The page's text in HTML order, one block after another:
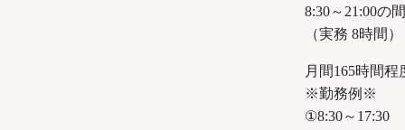
8:30～21:00の
（実務 8時間）
月間165時間程
※勤務例※
①8:30～17:30